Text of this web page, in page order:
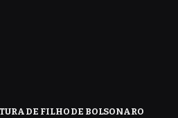
DE FILHO DE BOLSONARO